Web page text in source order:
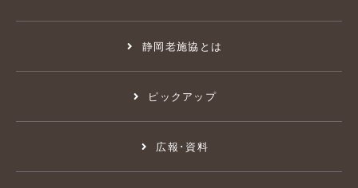
静岡老施協とは
ピックアップ
広報･資料